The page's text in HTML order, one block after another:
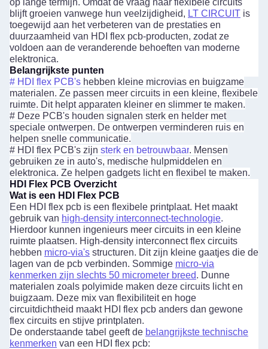
blijft groeien vanwege hun veelzijdigheid, LT CIRCUIT is
toegewijd aan het verbeteren van de prestaties en
duurzaamheid van HDI flex pcb-producten, zodat ze
voldoen aan de veranderende behoeften van moderne
elektronica.
Belangrijkste punten
# HDI flex PCB's hebben kleine microvias en buigzame
materialen. Ze passen meer circuits in een kleine, flexibele
ruimte. Dit helpt apparaten kleiner en slimmer te maken.
# Deze PCB's houden signalen sterk en helder met
speciale ontwerpen. De ontwerpen verminderen ruis en
helpen snelle communicatie.
# HDI flex PCB's zijn sterk en betrouwbaar. Mensen
gebruiken ze in auto's, medische hulpmiddelen en
elektronica. Ze helpen gadgets licht en flexibel te maken.
HDI Flex PCB Overzicht
Wat is een HDI Flex PCB
Een HDI flex pcb is een flexibele printplaat. Het maakt
gebruik van high-density interconnect-technologie.
Hierdoor kunnen ingenieurs meer circuits in een kleine
ruimte plaatsen. High-density interconnect flex circuits
hebben micro-via's structuren. Dit zijn kleine gaatjes die de
lagen van de pcb verbinden. Sommige micro-via
kenmerken zijn slechts 50 micrometer breed. Dunne
materialen zoals polyimide maken deze circuits licht en
buigzaam. Deze mix van flexibiliteit en hoge
circuitdichtheid maakt HDI flex pcb anders dan gewone
flex circuits en stijve printplaten.
De onderstaande tabel geeft de belangrijkste technische
kenmerken van een HDI flex pcb: